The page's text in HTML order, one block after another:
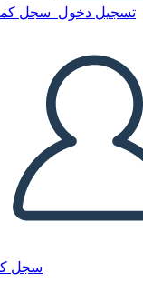
تسجيل دخول سجل
سجل
Popoli